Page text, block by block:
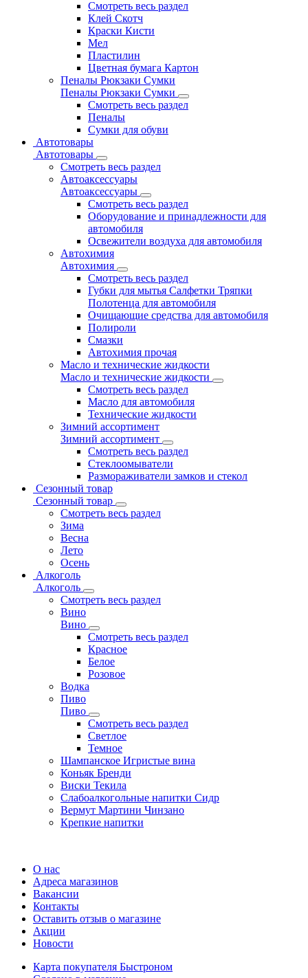
Смотреть весь раздел
Клей Скотч
Краски Кисти
Мел
Пластилин
Цветная бумага Картон
Пеналы Рюкзаки Сумки
Пеналы Рюкзаки Сумки
Смотреть весь раздел
Пеналы
Сумки для обуви
Автотовары
Автотовары
Смотреть весь раздел
Автоаксессуары
Автоаксессуары
Смотреть весь раздел
Оборудование и принадлежности для
автомобиля
Освежители воздуха для автомобиля
Автохимия
Автохимия
Смотреть весь раздел
Губки для мытья Салфетки Тряпки
Полотенца для автомобиля
Очищающие средства для автомобиля
Полироли
Смазки
Автохимия прочая
Масло и технические жидкости
Масло и технические жидкости
Смотреть весь раздел
Масло для автомобиля
Технические жидкости
Зимний ассортимент
Зимний ассортимент
Смотреть весь раздел
Стеклоомыватели
Размораживатели замков и стекол
Сезонный товар
Сезонный товар
Смотреть весь раздел
Зима
Весна
Лето
Осень
Алкоголь
Алкоголь
Смотреть весь раздел
Вино
Вино
Смотреть весь раздел
Красное
Белое
Розовое
Водка
Пиво
Пиво
Смотреть весь раздел
Cветлое
Темное
Шампанское Игристые вина
Коньяк Бренди
Виски Текила
Слабоалкогольные напитки Сидр
Вермут Мартини Чинзано
Крепкие напитки
О нас
Адреса магазинов
Вакансии
Контакты
Оставить отзыв о магазине
Акции
Новости
Карта покупателя Быстроном